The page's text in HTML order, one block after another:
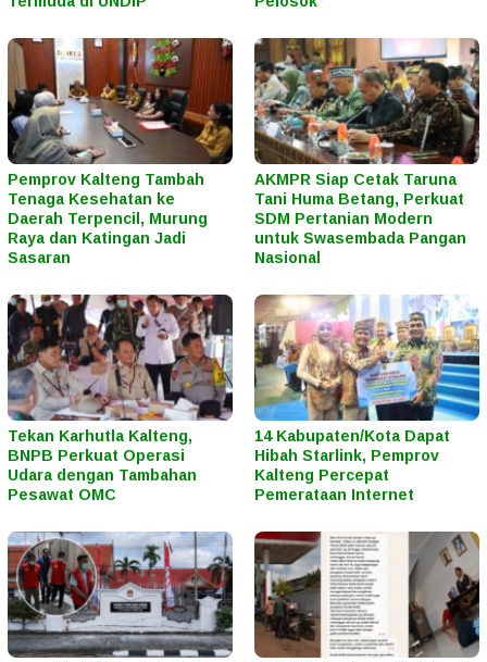
Pemprov Kalteng Tambah
Tenaga Kesehatan ke
Daerah Terpencil, Murung
Raya dan Katingan Jadi
Sasaran
AKMPR Siap Cetak Taruna
Tani Huma Betang, Perkuat
SDM Pertanian Modern
untuk Swasembada Pangan
Nasional
Tekan Karhutla Kalteng,
BNPB Perkuat Operasi
Udara dengan Tambahan
Pesawat OMC
14 Kabupaten/Kota Dapat
Hibah Starlink, Pemprov
Kalteng Percepat
Pemerataan Internet